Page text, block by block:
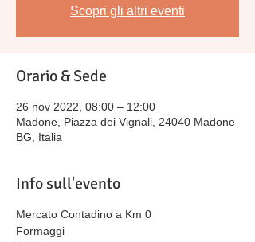
Scopri gli altri eventi
Orario & Sede
26 nov 2022, 08:00 – 12:00
Madone, Piazza dei Vignali, 24040 Madone
BG, Italia
Info sull'evento
Mercato Contadino a Km 0
Formaggi